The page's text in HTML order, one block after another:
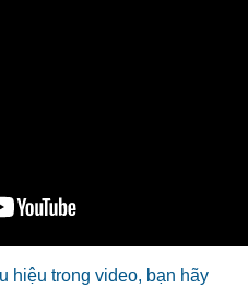
hiệu trong video, bạn hãy